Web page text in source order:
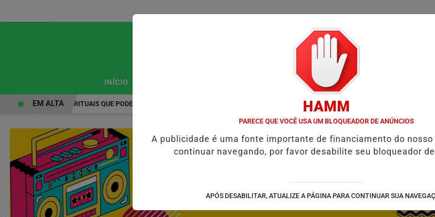
INÍCIO COLUNAS EMPREGOS
PRÁTICAS ESPIRITUAIS QUE PODEM FORTALECER A SAÚDE MENTAL E RESTAURAR O EQUILÍBRIO EMOCIONAL FIM DA COPA DO
EM ALTA HAMM
PARECE QUE VOCÊ USA UM BLOQUEADOR DE ANÚNCIOS
A publicidade é uma fonte importante de financiamento do nosso
continuar navegando, por favor desabilite seu bloqueador
APÓS DESABILITAR, ATUALIZE A PÁGINA PARA CONTINUAR SUA